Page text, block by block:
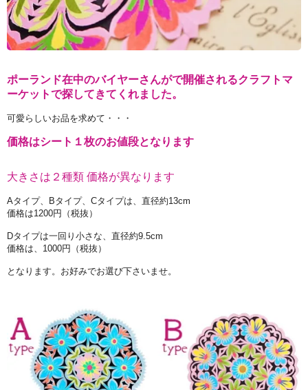
ポーランド在中のバイヤーさんがで開催されるクラフトマ
ーケットで探してきてくれました。
可愛らしいお品を求めて・・・
価格はシート１枚のお値段となります
大きさは２種類 価格が異なります
Aタイプ、Bタイプ、Cタイプは、直径約13cm
価格は1200円（税抜）
Dタイプは一回り小さな、直径約9.5cm
価格は、1000円（税抜）
となります。お好みでお選び下さいませ。